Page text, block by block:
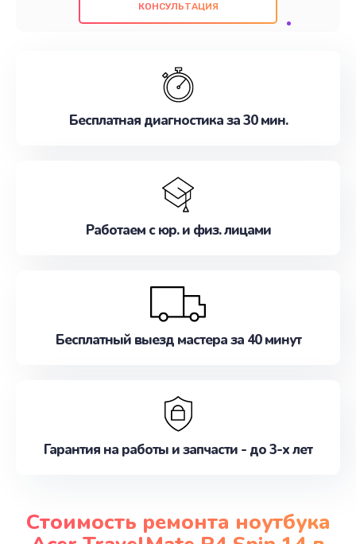
проведенных работ. Наша цель - предоставить
наилучшим образом. Не медлите записаться на
КОНСУЛЬТАЦИЯ
Бесплатная диагностика за 30 мин.
Работаем с юр. и физ. лицами
Бесплатный выезд мастера за 40 минут
Гарантия на работы и запчасти - до 3-х лет
Стоимость ремонта ноутбука